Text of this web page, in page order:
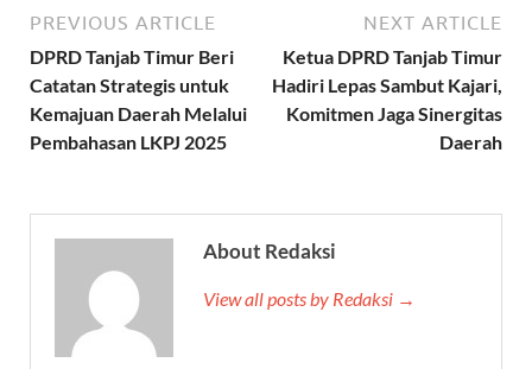
PREVIOUS ARTICLE
DPRD Tanjab Timur Beri
Catatan Strategis untuk
Kemajuan Daerah Melalui
Pembahasan LKPJ 2025
NEXT ARTICLE
Ketua DPRD Tanjab Timur
Hadiri Lepas Sambut Kajari,
Komitmen Jaga Sinergitas
Daerah
About Redaksi
View all posts by Redaksi →